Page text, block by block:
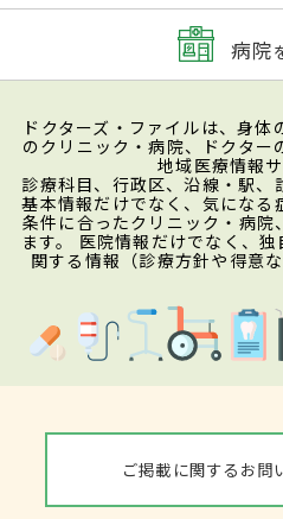
病院
ドクターズ・ファイルは、身
のクリニック・病院、ドクター
地域医療情報サ
診療科目、行政区、沿線・駅、
基本情報だけでなく、気になる
条件に合ったクリニック・病院
ます。 医院情報だけでなく、
関する情報（診療方針や得意
ご掲載に関するお問